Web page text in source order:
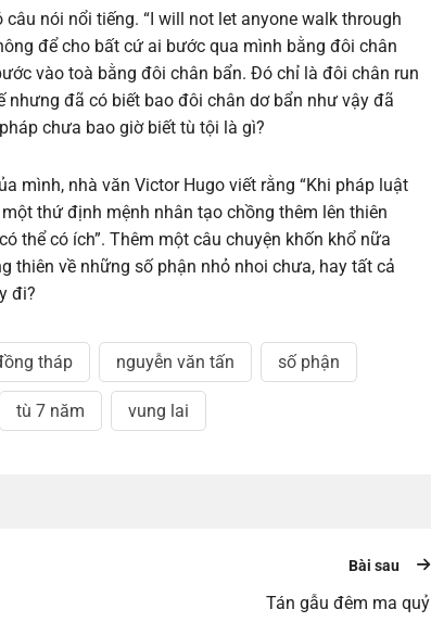
nói nổi tiếng. “I will not let anyone walk through
để cho bất cứ ai bước qua mình bằng đôi chân
vào toà bằng đôi chân bẩn. Đó chỉ là đôi chân run
nhưng đã có biết bao đôi chân dơ bẩn như vậy đã
chưa bao giờ biết tù tội là gì?
mình, nhà văn Victor Hugo viết rằng “Khi pháp luật
thứ định mệnh nhân tạo chồng thêm lên thiên
thể có ích”. Thêm một câu chuyện khốn khổ nữa
thiên về những số phận nhỏ nhoi chưa, hay tất cả
đi?
tháp nguyễn văn tấn số phận
tù 7 năm vung lai
Bài sau
Tán gẫu đêm ma quỷ